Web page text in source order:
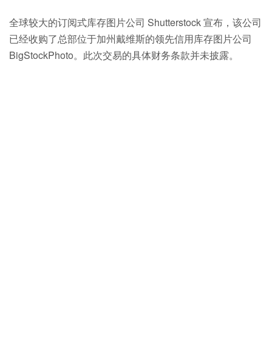
全球较大的订阅式库存图片公司 Shutterstock 宣布，该公司
已经收购了总部位于加州戴维斯的领先信用库存图片公司
BigStockPhoto。此次交易的具体财务条款并未披露。